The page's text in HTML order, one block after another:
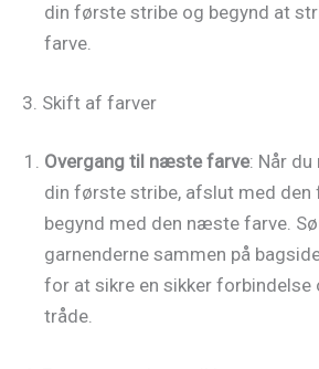
din første stribe og begynd at
farve.
3. Skift af farver
Overgang til næste farve: Når
din første stribe, afslut med den
begynd med den næste farve.
garnenderne sammen på
for at sikre en sikker forbindelse
tråde.